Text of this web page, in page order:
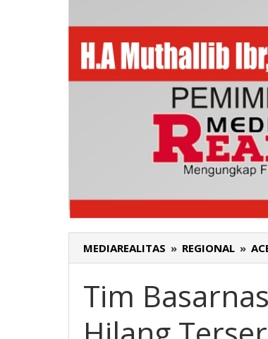
MEDIAREALITAS » REGIONAL »
Tim